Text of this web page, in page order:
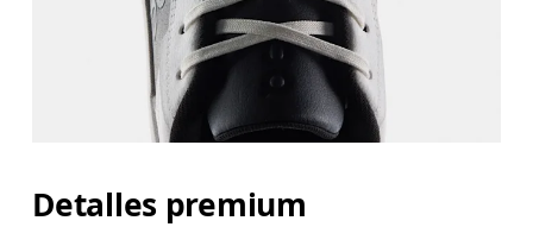
Detalles premium